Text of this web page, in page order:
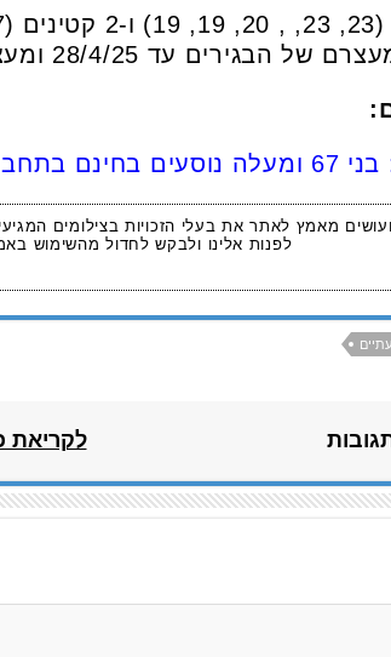
28/4/25 ומעצר אחד הקטינים עד 27/4/25".
ועושים מאמץ לאתר את בעלי הזכויות בצילומים
לפנות אלינו ולבקש לחדול מהשימוש
לקריאת